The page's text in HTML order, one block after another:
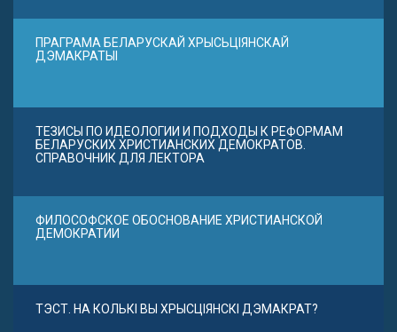
ПРАГРАМА БЕЛАРУСКАЙ ХРЫСЬЦІЯНСКАЙ
ДЭМАКРАТЫІ
ТЕЗИСЫ ПО ИДЕОЛОГИИ И ПОДХОДЫ К РЕФОРМАМ
БЕЛАРУСКИХ ХРИСТИАНСКИХ ДЕМОКРАТОВ.
СПРАВОЧНИК ДЛЯ ЛЕКТОРА
ФИЛОСОФСКОЕ ОБОСНОВАНИЕ ХРИСТИАНСКОЙ
ДЕМОКРАТИИ
ТЭСТ. НА КОЛЬКІ ВЫ ХРЫСЦІЯНСКІ ДЭМАКРАТ?